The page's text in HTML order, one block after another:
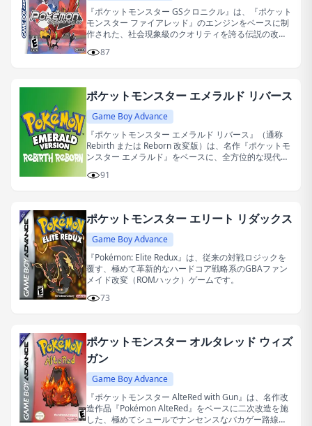
『ポケットモンスター GSクロニクル』は、『ポケット
モンスター ファイアレッド』のエンジンをベースに制
作された、社会現象級のクオリティを誇る伝説の改造
87
ポケットモンスター エメラルド リバース
Game Boy Advance
『ポケットモンスター エメラルド リバース』（通称
Rebirth または Reborn 改変版）は、名作『ポケットモ
ンスター エメラルド』をベースに、全方位的な現代化
な二次創作ゲームです。
91
ポケットモンスター エリート リダックス
Game Boy Advance
『Pokémon: Elite Redux』は、従来の対戦ロジックを
覆す、極めて革新的なハードコア戦略系のGBAファン
メイド改変（ROMハック）ゲームです。
73
ポケットモンスター オルタレッド ウィズ
ガン
Game Boy Advance
『ポケットモンスター AlteRed with Gun』は、名作改
造作品『Pokémon AlteRed』をベースに二次改造を施
した、極めてシュールでナンセンスなバカゲー路線の